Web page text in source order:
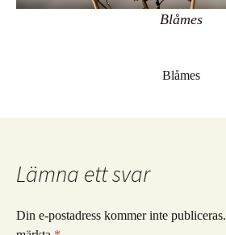
Blåmes
Blåmes
Lämna ett svar
Din e-postadress kommer inte publiceras.